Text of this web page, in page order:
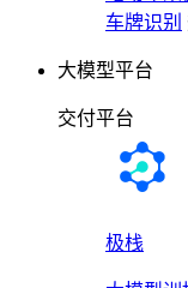
车牌识别
大模型平台
交付平台
极栈